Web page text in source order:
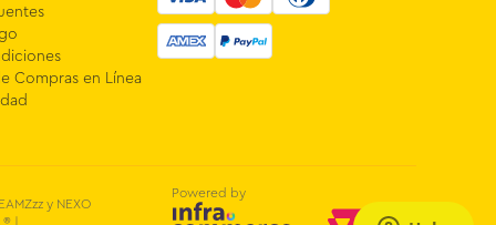
Compras en Línea
y NEXO
|
Powered by